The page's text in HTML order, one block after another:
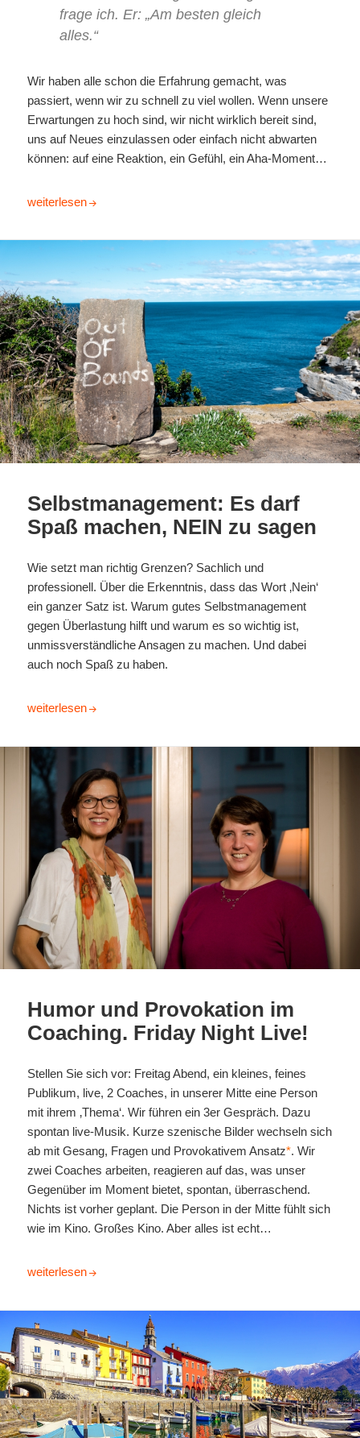
frage ich. Er: „Am besten gleich
alles.“
Wir haben alle schon die Erfahrung gemacht, was
passiert, wenn wir zu schnell zu viel wollen. Wenn unsere
Erwartungen zu hoch sind, wir nicht wirklich bereit sind,
uns auf Neues einzulassen oder einfach nicht abwarten
können: auf eine Reaktion, ein Gefühl, ein Aha-Moment…
Veränderung: dringend, schnell, sofort?
weiterlesen
Selbstmanagement: Es darf
Spaß machen, NEIN zu sagen
Wie setzt man richtig Grenzen? Sachlich und
professionell. Über die Erkenntnis, dass das Wort ‚Nein‘
ein ganzer Satz ist. Warum gutes Selbstmanagement
gegen Überlastung hilft und warum es so wichtig ist,
unmissverständliche Ansagen zu machen. Und dabei
auch noch Spaß zu haben.
Selbstmanagement: Es darf Spaß machen, NEIN zu sagen
weiterlesen
Humor und Provokation im
Coaching. Friday Night Live!
Stellen Sie sich vor: Freitag Abend, ein kleines, feines
Publikum, live, 2 Coaches, in unserer Mitte eine Person
mit ihrem ‚Thema‘. Wir führen ein 3er Gespräch. Dazu
spontan live-Musik. Kurze szenische Bilder wechseln sich
ab mit Gesang, Fragen und Provokativem Ansatz*. Wir
zwei Coaches arbeiten, reagieren auf das, was unser
Gegenüber im Moment bietet, spontan, überraschend.
Nichts ist vorher geplant. Die Person in der Mitte fühlt sich
wie im Kino. Großes Kino. Aber alles ist echt…
Humor und Provokation im Coaching. Friday Night Live!
weiterlesen